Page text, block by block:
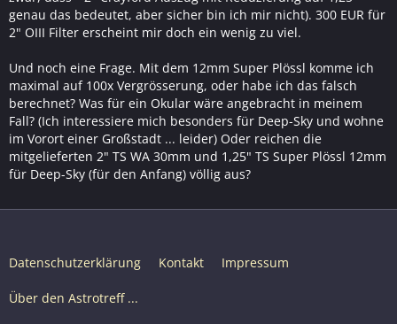
genau das bedeutet, aber sicher bin ich mir nicht). 300 EUR für
2" OIII Filter erscheint mir doch ein wenig zu viel.
Und noch eine Frage. Mit dem 12mm Super Plössl komme ich
maximal auf 100x Vergrösserung, oder habe ich das falsch
berechnet? Was für ein Okular wäre angebracht in meinem
Fall? (Ich interessiere mich besonders für Deep-Sky und wohne
im Vorort einer Großstadt ... leider) Oder reichen die
mitgelieferten 2" TS WA 30mm und 1,25" TS Super Plössl 12mm
für Deep-Sky (für den Anfang) völlig aus?
Datenschutzerklärung Kontakt Impressum
Über den Astrotreff ...